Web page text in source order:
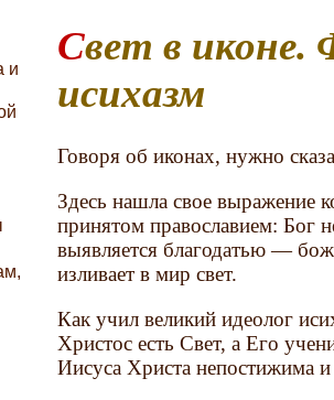
и
Свет в иконе. Фаворский свет и
исихазм
Говоря об иконах, нужно
Здесь нашла свое выражение
принятом православием: Бог
выявляется благодатью —
изливает в мир свет.
Как учил великий идеолог
Христос есть Свет, а Его
Иисуса Христа непостижима